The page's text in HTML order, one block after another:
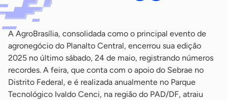
A AgroBrasília, consolidada como o principal evento de
agronegócio do Planalto Central, encerrou sua edição
2025 no último sábado, 24 de maio, registrando números
recordes. A feira, que conta com o apoio do Sebrae no
Distrito Federal, e é realizada anualmente no Parque
Tecnológico Ivaldo Cenci, na região do PAD/DF, atraiu